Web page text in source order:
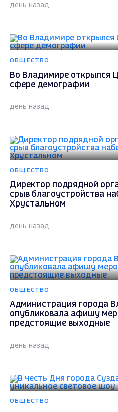
день назад
ОБЩЕСТВО
Во Владимире открылся
сфере демографии
день назад
ОБЩЕСТВО
Директор подрядной
срыв благоустройства
Хрустальном
день назад
ОБЩЕСТВО
Администрация города
опубликовала афишу
предстоящие выходные
день назад
ОБЩЕСТВО